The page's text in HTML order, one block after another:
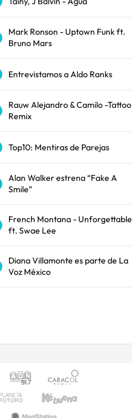
Mark Ronson - Uptown Funk ft.
Bruno Mars
Entrevistamos a Aldo Ranks
Rauw Alejandro & Camilo -Tattoo
Remix
Top10: Mentiras de Parejas
Alan Walker estrena “Fake A
Smile”
French Montana - Unforgettable
ft. Swae Lee
Diana Villamonte es parte de La
Voz México